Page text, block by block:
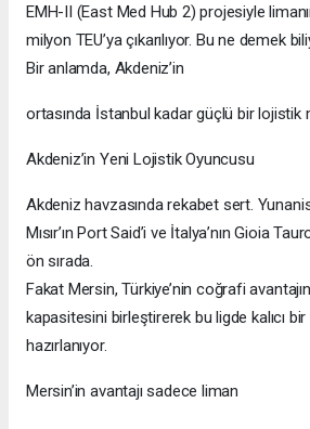
EMH-II (East Med Hub 2) projesiyle
milyon TEU’ya çıkarılıyor. Bu ne demek
Bir anlamda, Akdeniz’in
ortasında İstanbul kadar güçlü bir lojistik
Akdeniz’in Yeni Lojistik Oyuncusu
Akdeniz havzasında rekabet sert.
Mısır’ın Port Said’i ve İtalya’nın Gioia
ön sırada.
Fakat Mersin, Türkiye’nin coğrafi
kapasitesini birleştirerek bu ligde kalıcı
hazırlanıyor.
Mersin’in avantajı sadece liman